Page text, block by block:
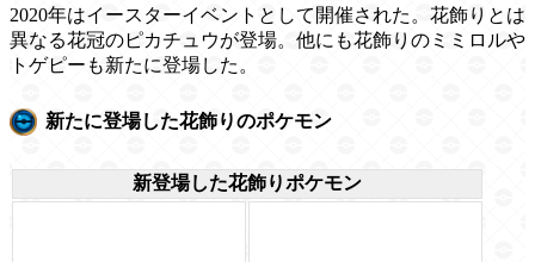
2020年はイースターイベントとして開催された。花飾りとは
異なる花冠のピカチュウが登場。他にも花飾りのミミロルや
トゲピーも新たに登場した。
新たに登場した花飾りのポケモン
新登場した花飾りポケモン